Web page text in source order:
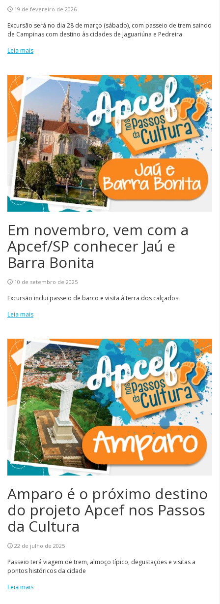
19 de fevereiro de 2026
Excursão será no dia 28 de março (sábado), com passeio de trem saindo
de Campinas com destino às cidades de Jaguariúna e Pedreira
Leia mais
Em novembro, vem com a
Apcef/SP conhecer Jaú e
Barra Bonita
10 de setembro de 2025
Excursão inclui passeio de barco e visita à terra dos calçados
Leia mais
Amparo é o próximo destino
do projeto Apcef nos Passos
da Cultura
22 de julho de 2025
Passeio terá viagem de trem, almoço típico, degustações e visitas a
pontos históricos da cidade
Leia mais